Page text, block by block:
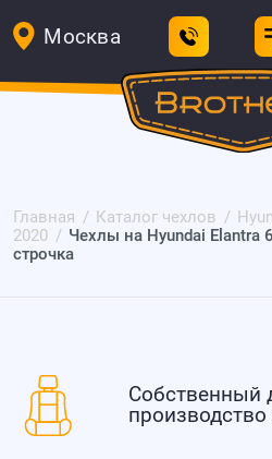
Москва
Главная Каталог чехлов
2020
Чехлы на Hyundai Elantra
строчка
Собственный
производство